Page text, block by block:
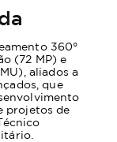
360°
(72 MP) e
aliados a
que
projetos de